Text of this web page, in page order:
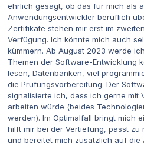
ehrlich gesagt, ob das für mich als
Anwendungsentwickler beruflich
Zertifikate stehen mir erst im
Verfügung. Ich könnte mich auch
kümmern. Ab August 2023 werde
Themen der Software-Entwicklung
lesen, Datenbanken, viel
die Prüfungsvorbereitung. Der
signalisierte ich, dass ich gerne mit
arbeiten würde (beides
werden). Im Optimalfall bringt mich
hilft mir bei der Vertiefung, passt zu
und bereitet mich zusätzlich auf die